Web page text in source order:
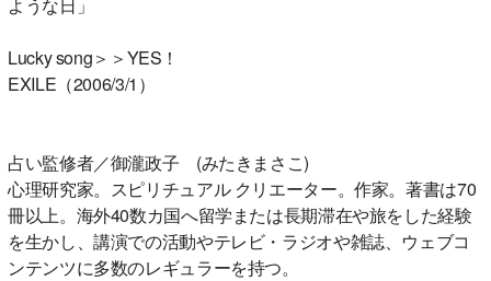
Lucky song＞＞YES！
EXILE（2006/3/1）
占い監修者／御瀧政子 (みたきまさこ)
心理研究家。スピリチュアル クリエーター。作家。著書は70
冊以上。海外40数カ国へ留学または長期滞在や旅をした経験
を生かし、講演での活動やテレビ・ラジオや雑誌、ウェブコ
ンテンツに多数のレギュラーを持つ。